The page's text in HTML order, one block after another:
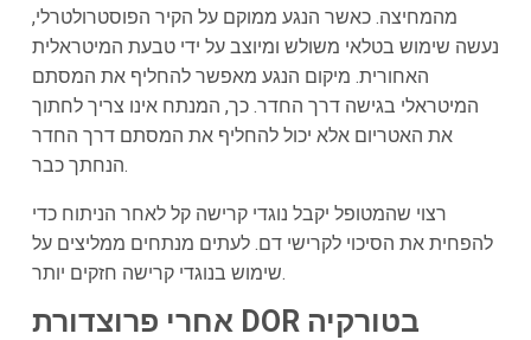
מהמחיצה. כאשר הנגע ממוקם על הקיר הפוסטרולטרלי,
נעשה שימוש בטלאי משולש ומיוצב על ידי טבעת המיטראלית
האחורית. מיקום הנגע מאפשר להחליף את המסתם
המיטראלי בגישה דרך החדר. כך, המנתח אינו צריך לחתוך
את האטריום אלא יכול להחליף את המסתם דרך החדר
הנחתך כבר.
רצוי שהמטופל יקבל נוגדי קרישה קל לאחר הניתוח כדי
להפחית את הסיכוי לקרישי דם. לעתים מנתחים ממליצים על
שימוש בנוגדי קרישה חזקים יותר.
אחרי פרוצדורת DOR בטורקיה